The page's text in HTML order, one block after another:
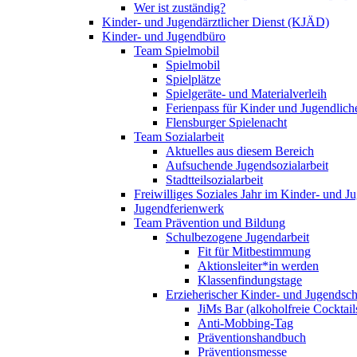
Wer ist zuständig?
Kinder- und Jugendärztlicher Dienst (KJÄD)
Kinder- und Jugendbüro
Team Spielmobil
Spielmobil
Spielplätze
Spielgeräte- und Materialverleih
Ferienpass für Kinder und
Flensburger Spielenacht
Team Sozialarbeit
Aktuelles aus diesem Bereich
Aufsuchende Jugendsozialarbeit
Stadtteilsozialarbeit
Freiwilliges Soziales Jahr im Kinder- und
Jugendferienwerk
Team Prävention und Bildung
Schulbezogene Jugendarbeit
Fit für Mitbestimmung
Aktionsleiter*in werden
Klassenfindungstage
Erzieherischer Kinder- und
JiMs Bar (alkoholfreie
Anti-Mobbing-Tag
Präventionshandbuch
Präventionsmesse